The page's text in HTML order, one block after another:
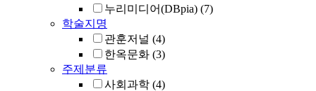
누리미디어(DBpia) (7)
학술지명
관훈저널 (4)
한옥문화 (3)
주제분류
사회과학 (4)